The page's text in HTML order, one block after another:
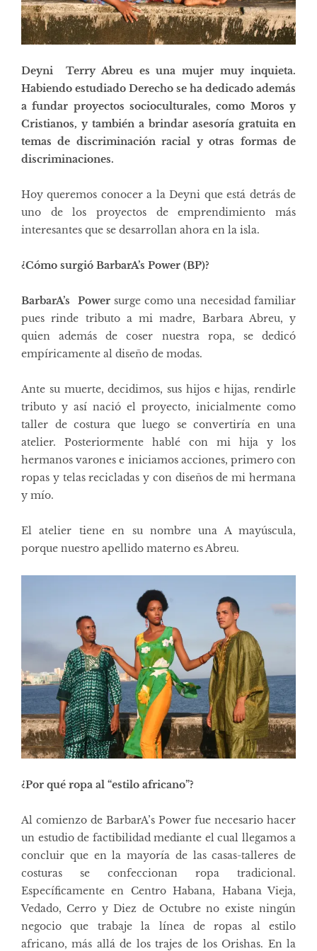
Deyni Terry Abreu es una mujer muy inquieta.
Habiendo estudiado Derecho se ha dedicado además
a fundar proyectos socioculturales, como Moros y
Cristianos, y también a brindar asesoría gratuita en
temas de discriminación racial y otras formas de
discriminaciones.
Hoy queremos conocer a la Deyni que está detrás de
uno de los proyectos de emprendimiento más
interesantes que se desarrollan ahora en la isla.
¿Cómo surgió BarbarA’s Power (BP)?
BarbarA’s Powersurge como una necesidad familiar
pues rinde tributo a mi madre, Barbara Abreu, y
quien además de coser nuestra ropa, se dedicó
empíricamente al diseño de modas.
Ante su muerte, decidimos, sus hijos e hijas, rendirle
tributo y así nació el proyecto, inicialmente como
taller de costura que luego se convertiría en una
atelier. Posteriormente hablé con mi hija y los
hermanos varones e iniciamos acciones, primero con
ropas y telas recicladas y con diseños de mi hermana
y mío.
El atelier tiene en su nombre una A mayúscula,
porque nuestro apellido materno es Abreu.
¿Por qué ropa al “estilo africano”?
Al comienzo de BarbarA’s Power fue necesario hacer
un estudio de factibilidad mediante el cual llegamos a
concluir que en la mayoría de las casas-talleres de
costuras se confeccionan ropa tradicional.
Específicamente en Centro Habana, Habana Vieja,
Vedado, Cerro y Diez de Octubre no existe ningún
negocio que trabaje la línea de ropas al estilo
africano, más allá de los trajes de los Orishas. En la